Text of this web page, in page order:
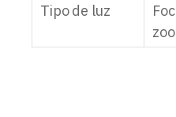
Tipo de luz